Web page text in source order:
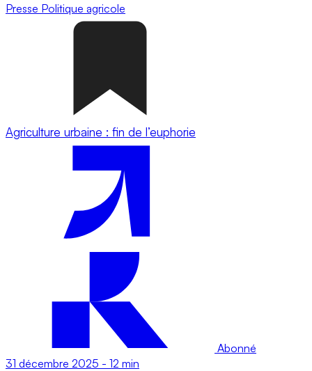
Presse Politique agricole
Agriculture urbaine : fin de l’euphorie
Abonné
31 décembre 2025 - 12 min